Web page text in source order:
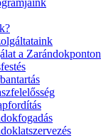
a Zarándokponton